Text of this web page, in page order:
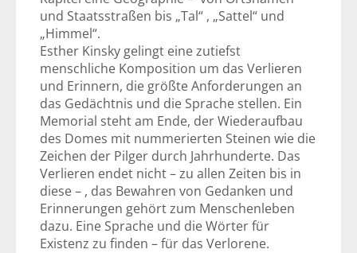
und Staatsstraßen bis „Tal“ , „Sattel“ und
„Himmel“.
Esther Kinsky gelingt eine zutiefst
menschliche Komposition um das Verlieren
und Erinnern, die größte Anforderungen an
das Gedächtnis und die Sprache stellen. Ein
Memorial steht am Ende, der Wiederaufbau
des Domes mit nummerierten Steinen wie die
Zeichen der Pilger durch Jahrhunderte. Das
Verlieren endet nicht – zu allen Zeiten bis in
diese – , das Bewahren von Gedanken und
Erinnerungen gehört zum Menschenleben
dazu. Eine Sprache und die Wörter für
Existenz zu finden – für das Verlorene.